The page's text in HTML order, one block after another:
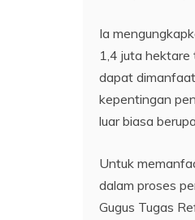
Ia
1,4 juta
dapat
kepentingan
luar biasa
Untuk
dalam proses
Gugus Tugas